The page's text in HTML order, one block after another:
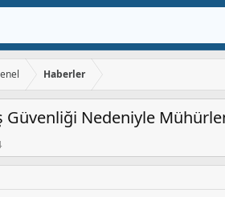
Haberler
Güvenliği Nedeniyle